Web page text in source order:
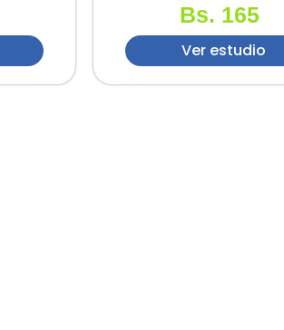
Bs. 165
Ver estudio